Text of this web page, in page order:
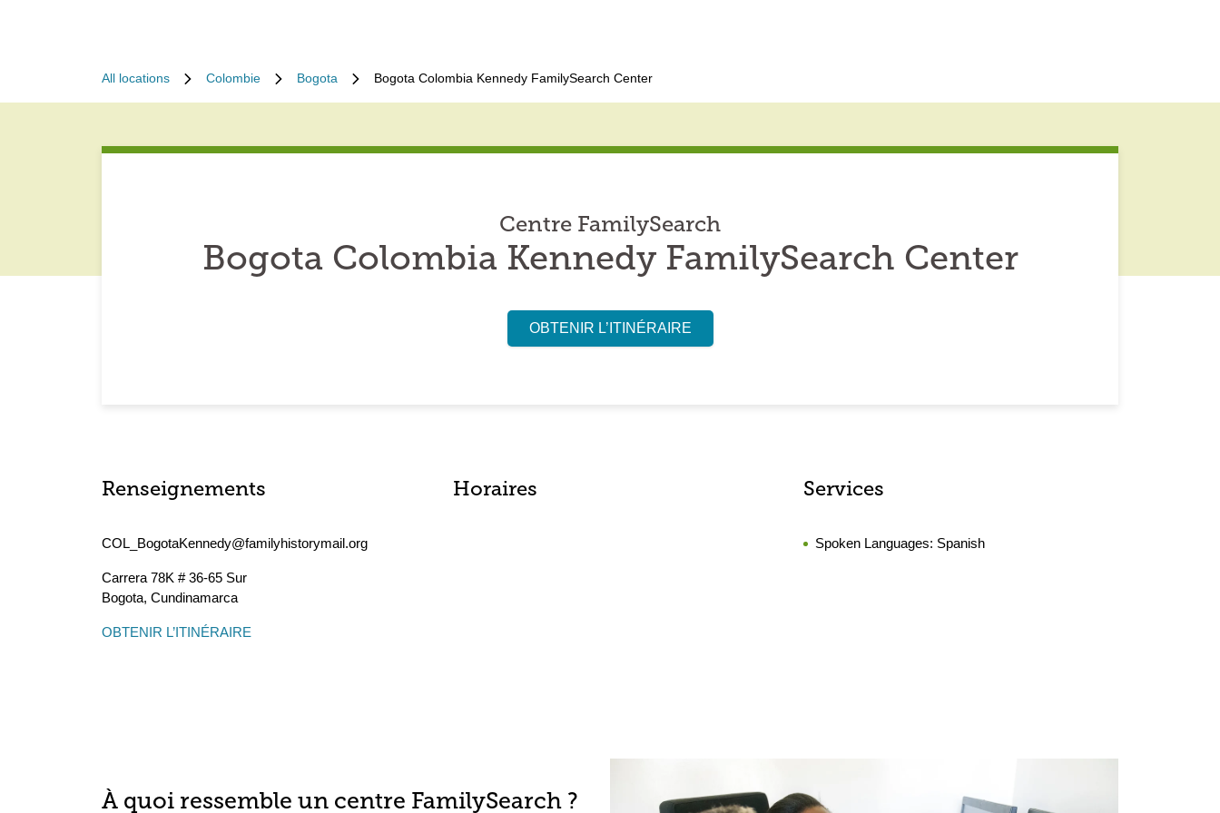
All locations Colombie Bogota Bogota Colombia Kennedy FamilySearch Center
Centre FamilySearch
Bogota Colombia Kennedy FamilySearch Center
OBTENIR L’ITINÉRAIRE
Renseignements
COL_BogotaKennedy@familyhistorymail.org
Carrera 78K # 36-65 Sur
Bogota, Cundinamarca
OBTENIR L’ITINÉRAIRE
Horaires Services
Spoken Languages: Spanish
À quoi ressemble un centre FamilySearch ?